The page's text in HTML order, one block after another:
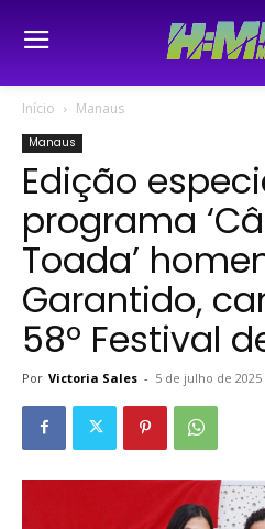
Início Manaus
Manaus
Edição
programa
Toada’
Garantido,
58º Festival
Por Victoria Sales - 5 de julho de 2025